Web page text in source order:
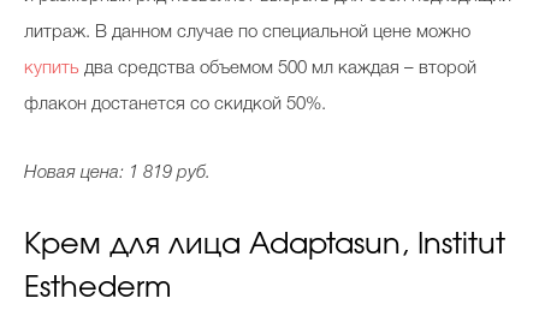
Фотоальбом
литраж. В данном случае по специальной цене можно
купить два средства объемом 500 мл каждая – второй
флакон достанется со скидкой 50%.
Новая цена: 1 819 руб.
Крем для лица Adaptasun, Institut
Esthederm